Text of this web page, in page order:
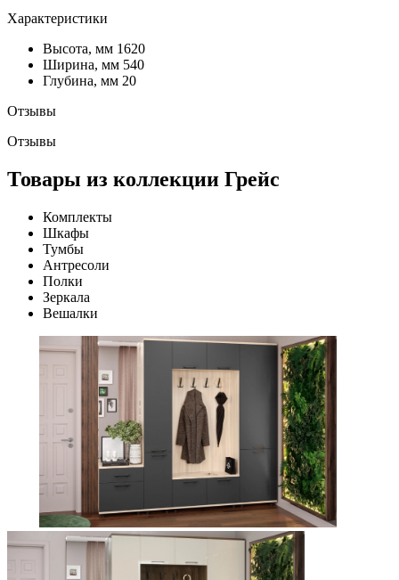
Характеристики
Высота, мм 1620
Ширина, мм 540
Глубина, мм 20
Отзывы
Отзывы
Товары из коллекции Грейс
Комплекты
Шкафы
Тумбы
Антресоли
Полки
Зеркала
Вешалки